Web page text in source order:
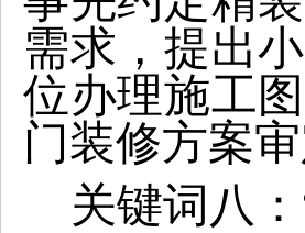
需求，提出
位办理施工
门装修方案审
关键词八